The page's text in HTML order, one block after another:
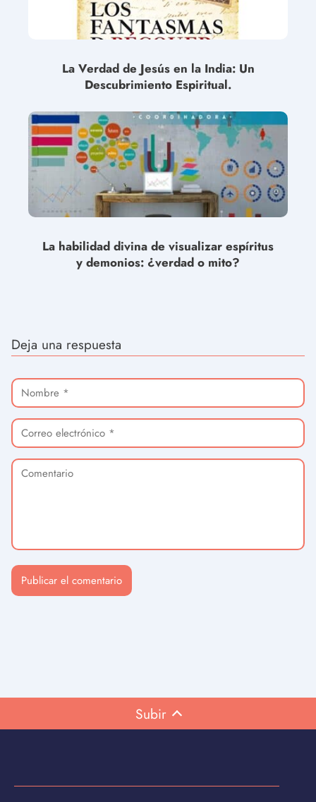
La Verdad de Jesús en la India: Un
Descubrimiento Espiritual.
La habilidad divina de visualizar espíritus
y demonios: ¿verdad o mito?
Deja una respuesta
Subir